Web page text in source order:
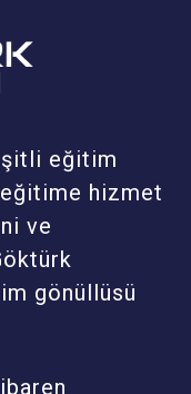
eğitim
eğitime hizmet
ve
gönüllüsü